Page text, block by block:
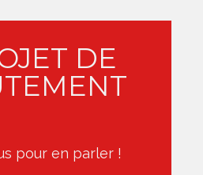
DE
pour en parler !